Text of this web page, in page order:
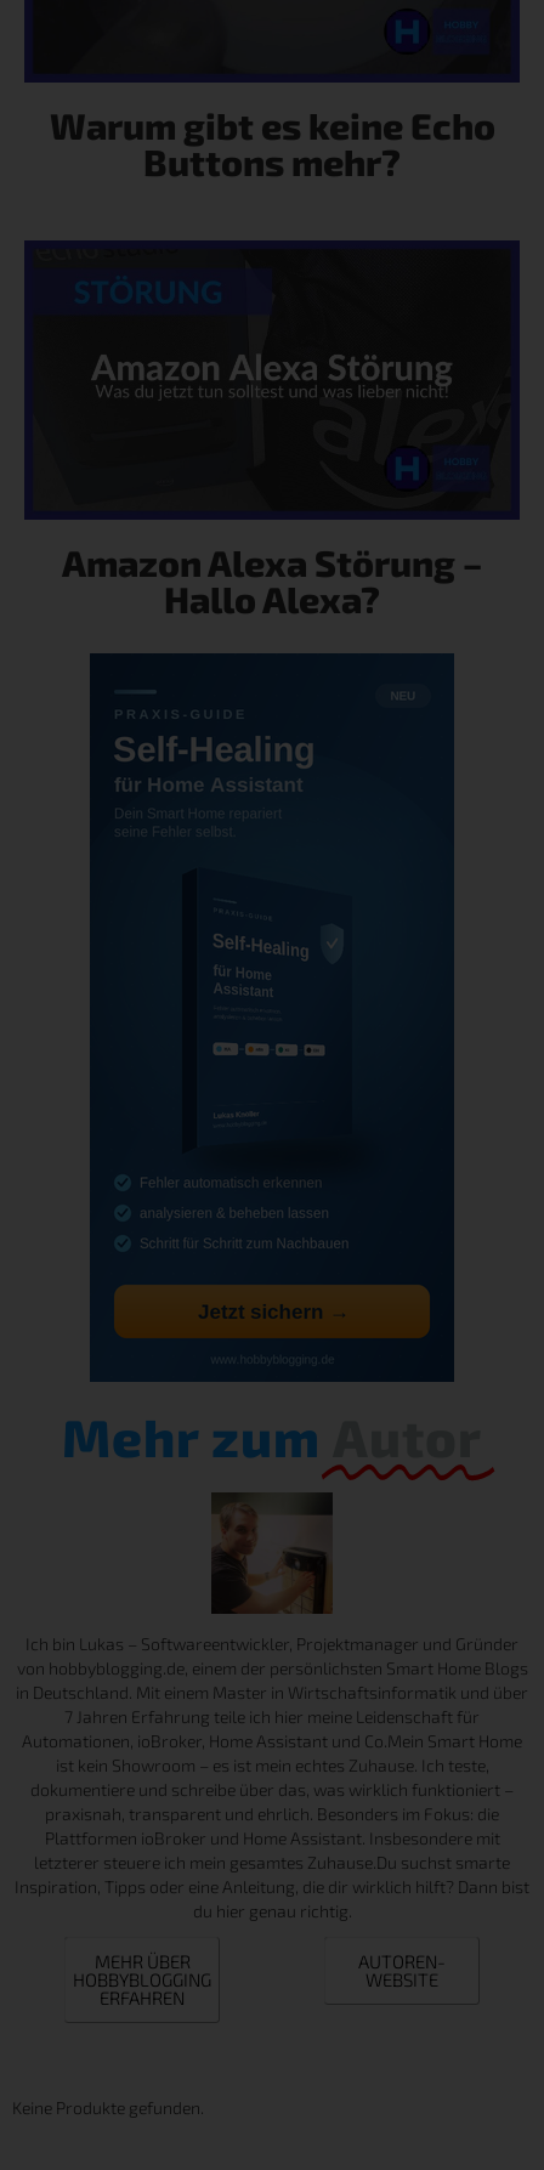
Warum gibt es keine Echo
Buttons mehr?
Amazon Alexa Störung –
Hallo Alexa?
Mehr zum
Ich bin Lukas – Softwareentwickler, Projektmanager und Gründer
von hobbyblogging.de, einem der persönlichsten Smart Home Blogs
in Deutschland. Mit einem Master in Wirtschaftsinformatik und über
7 Jahren Erfahrung teile ich hier meine Leidenschaft für
Automationen, ioBroker, Home Assistant und Co.Mein Smart Home
ist kein Showroom – es ist mein echtes Zuhause. Ich teste,
dokumentiere und schreibe über das, was wirklich funktioniert –
praxisnah, transparent und ehrlich. Besonders im Fokus: die
Plattformen ioBroker und Home Assistant. Insbesondere mit
letzterer steuere ich mein gesamtes Zuhause.Du suchst smarte
Inspiration, Tipps oder eine Anleitung, die dir wirklich hilft? Dann bist
du hier genau richtig.
MEHR ÜBER
HOBBYBLOGGING
ERFAHREN
AUTOREN-
WEBSITE
Keine Produkte gefunden.